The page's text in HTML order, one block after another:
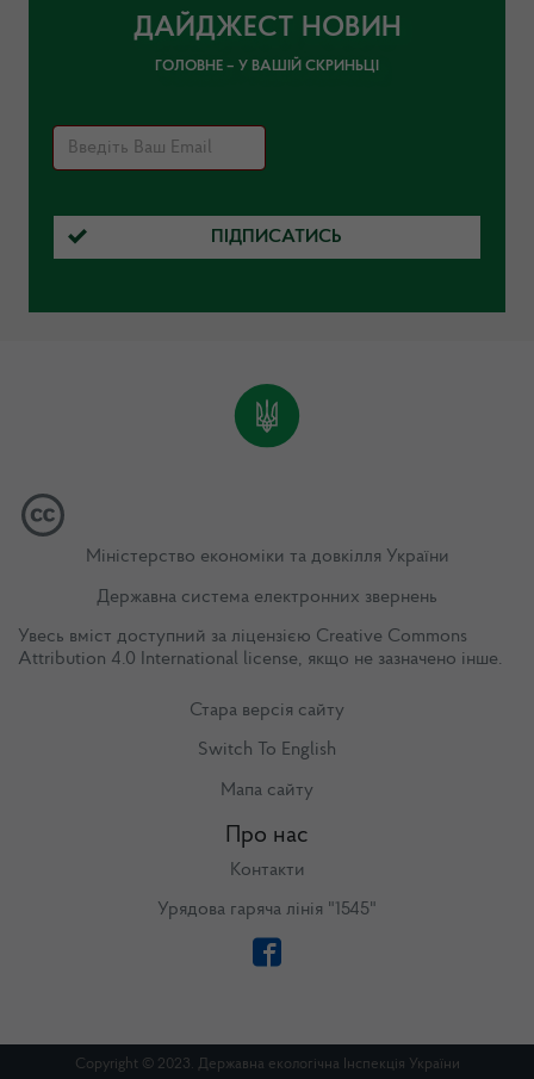
ДАЙДЖЕСТ НОВИН
ГОЛОВНЕ – У ВАШІЙ СКРИНЬЦІ
ПІДПИСАТИСЬ
Міністерство економіки та довкілля України
Державна система електронних звернень
Увесь вміст доступний за ліцензією Creative Commons
Attribution 4.0 International license, якщо не зазначено інше.
Стара версія сайту
Switch To English
Мапа сайту
Про нас
Контакти
Урядова гаряча лінія "1545"
Copyright © 2023. Державна екологічна Інспекція України